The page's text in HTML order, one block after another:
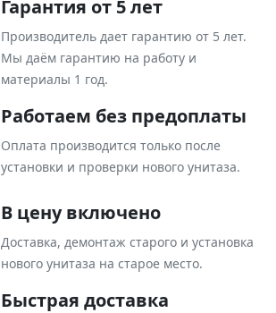
Гарантия от 5 лет
Производитель дает гарантию от 5 лет.
Мы даём гарантию на работу и
материалы 1 год.
Работаем без предоплаты
Оплата производится только после
установки и проверки нового унитаза.
В цену включено
Доставка, демонтаж старого и установка
нового унитаза на старое место.
Быстрая доставка